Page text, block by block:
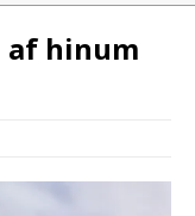
vilja í Græna
af hinum